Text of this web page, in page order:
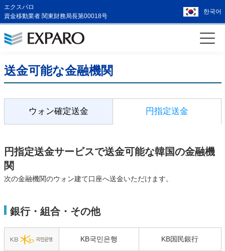
エクスパロ
資金移動業者 関東財務局長第00018号
한국어
送金可能な金融機関
ウォン確定送金 円指定送金
円指定送金サービスで送金可能な韓国の金融機
関
次の金融機関のウォン建て口座へ送金いただけます。
銀行・組合・その他
KB국민은행 KB国民銀行